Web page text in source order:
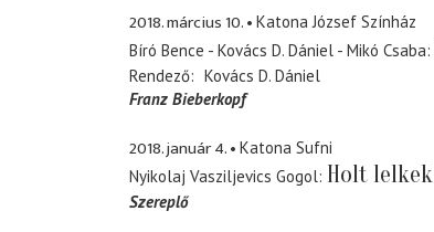
2018. március 10.
Katona József Színház
Bíró Bence - Kovács D. Dániel - Mikó Csaba
Rendező
Kovács D. Dániel
Franz Bieberkopf
2018. január 4.
Katona Sufni
Nyikolaj Vasziljevics Gogol Holt lelkek
Szereplő